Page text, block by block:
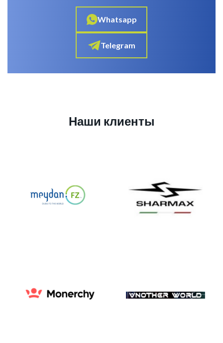
Whatsapp
Telegram
Наши клиенты